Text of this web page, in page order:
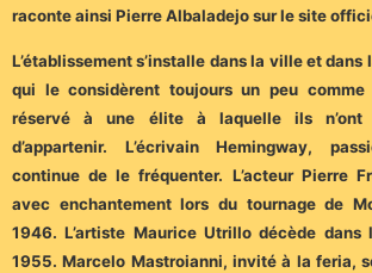
raconte ainsi Pierre Albaladejo sur le site
L’établissement s’installe dans la ville et dans
qui le considèrent toujours un peu
réservé à une élite à laquelle ils n’ont
d’appartenir. L’écrivain Hemingway,
continue de le fréquenter. L’acteur Pierre
avec enchantement lors du tournage de
1946. L’artiste Maurice Utrillo décède dans
1955. Marcelo Mastroianni, invité à la feria,